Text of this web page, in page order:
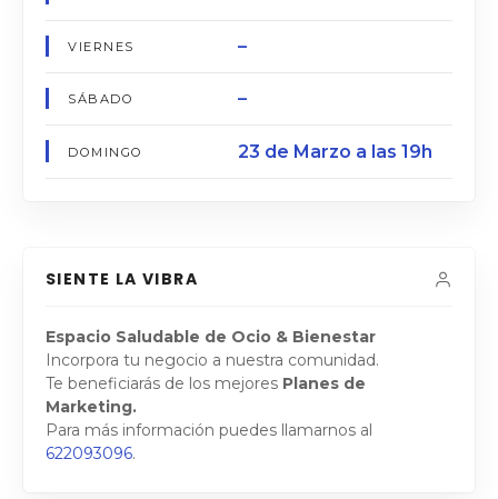
VIERNES –
SÁBADO –
DOMINGO 23 de Marzo a las 19h
SIENTE LA VIBRA
Espacio Saludable de Ocio & Bienestar
Incorpora tu negocio a nuestra comunidad.
Te beneficiarás de los mejores Planes de
Marketing.
Para más información puedes llamarnos al
622093096.